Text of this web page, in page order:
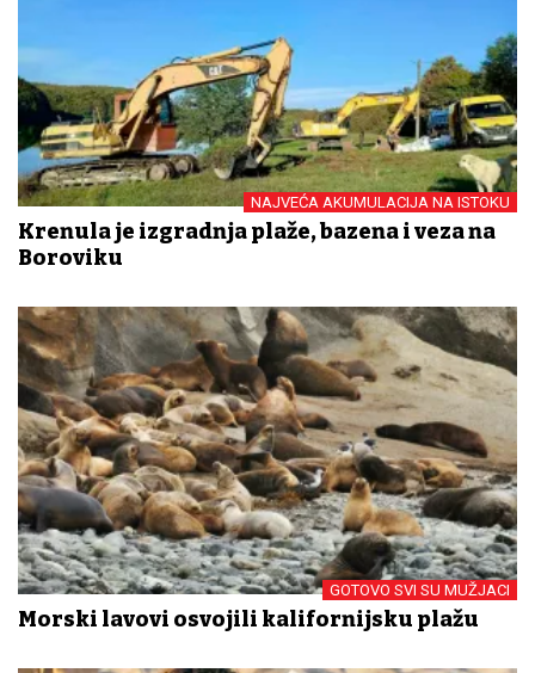
NAJVEĆA AKUMULACIJA NA ISTOKU
Krenula je izgradnja plaže, bazena i veza na
Boroviku
GOTOVO SVI SU MUŽJACI
Morski lavovi osvojili kalifornijsku plažu